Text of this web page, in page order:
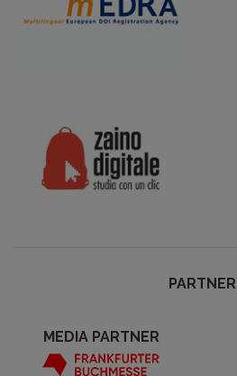
PARTNER
MEDIA PARTNER